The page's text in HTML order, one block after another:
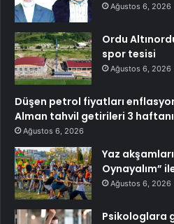
Ağustos 6, 2026
Ordu
spor tesisi
Ağustos 6, 2026
Düşen petrol fiyatları
Alman tahvil getirileri 3
Ağustos 6, 2026
Yaz akşamları
Oynayalım”
Ağustos 6, 2026
Psikologlara